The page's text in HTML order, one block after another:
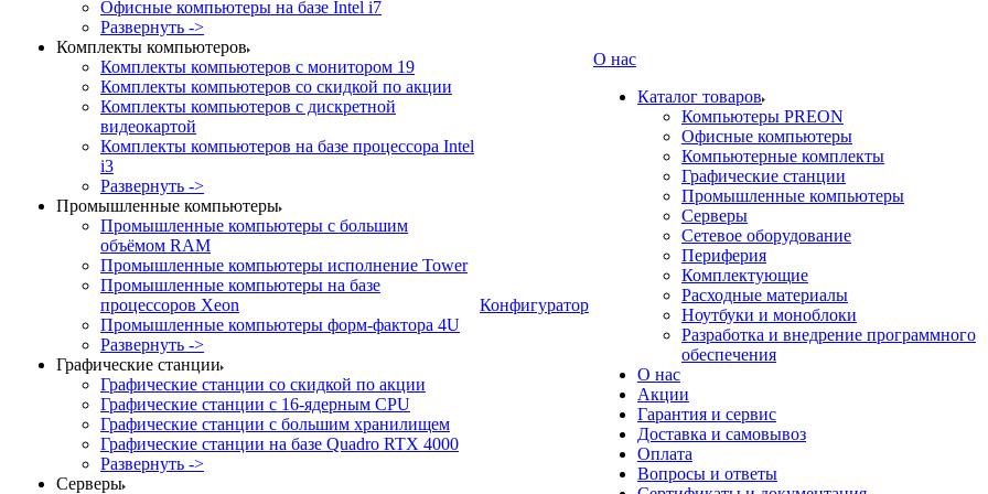
Офисные компьютеры на базе Intel i7
Развернуть ->
Комплекты компьютеров
Комплекты компьютеров с монитором 19
Комплекты компьютеров со скидкой по акции
Комплекты компьютеров с дискретной
видеокартой
Комплекты компьютеров на базе процессора Intel
i3
Развернуть ->
Промышленные компьютеры
Промышленные компьютеры с большим
объёмом RAM
Промышленные компьютеры исполнение Tower
Промышленные компьютеры на базе
процессоров Xeon
Промышленные компьютеры форм-фактора 4U
Развернуть ->
Графические станции
Графические станции со скидкой по акции
Графические станции с 16-ядерным CPU
Графические станции с большим хранилищем
Графические станции на базе Quadro RTX 4000
Развернуть ->
Серверы
Конфигуратор
О нас
Каталог товаров
Компьютеры PREON
Офисные компьютеры
Компьютерные комплекты
Графические станции
Промышленные компьютеры
Серверы
Сетевое оборудование
Периферия
Комплектующие
Расходные материалы
Ноутбуки и моноблоки
Разработка и внедрение программного
обеспечения
О нас
Акции
Гарантия и сервис
Доставка и самовывоз
Оплата
Вопросы и ответы